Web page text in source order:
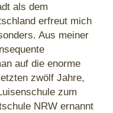
als dem
erfreut mich
Aus meiner
auf die enorme
zwölf Jahre,
zum
NRW ernannt